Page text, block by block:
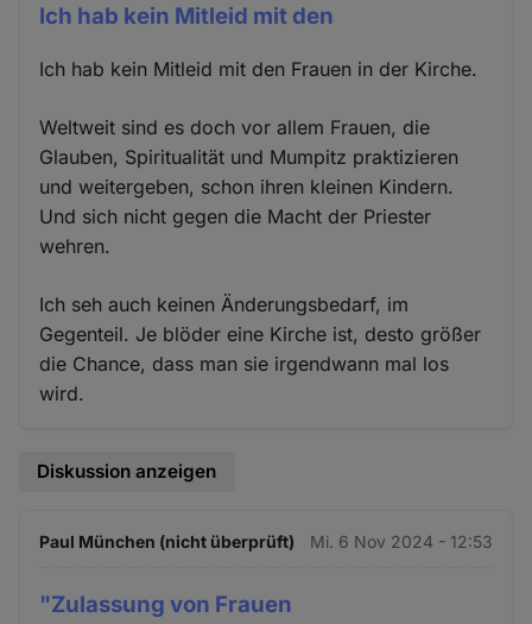
Ich hab kein Mitleid mit den
Ich hab kein Mitleid mit den Frauen in der Kirche.
Weltweit sind es doch vor allem Frauen, die
Glauben, Spiritualität und Mumpitz praktizieren
und weitergeben, schon ihren kleinen Kindern.
Und sich nicht gegen die Macht der Priester
wehren.
Ich seh auch keinen Änderungsbedarf, im
Gegenteil. Je blöder eine Kirche ist, desto größer
die Chance, dass man sie irgendwann mal los
wird.
Diskussion anzeigen
Paul München (nicht überprüft) Mi. 6 Nov 2024 - 12:53
"Zulassung von Frauen